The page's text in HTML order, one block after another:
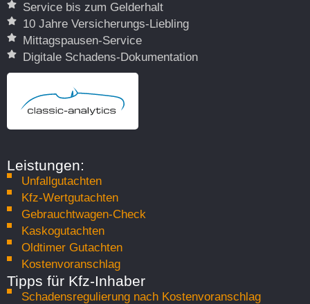
Service bis zum Gelderhalt
10 Jahre Versicherungs-Liebling
Mittagspausen-Service
Digitale Schadens-Dokumentation
Leistungen:
Unfallgutachten
Kfz-Wertgutachten
Gebrauchtwagen-Check
Kaskogutachten
Oldtimer Gutachten
Kostenvoranschlag
Tipps für Kfz-Inhaber
Schadensregulierung nach Kostenvoranschlag